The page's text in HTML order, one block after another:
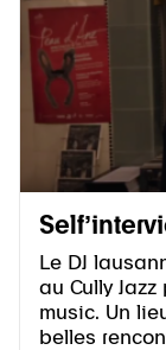
Le DJ
au Cully
music. Un
belles